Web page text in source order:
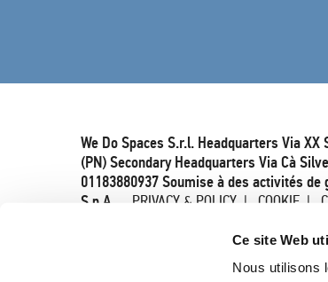
Ce site Web
Nous utilisons
We Do Spaces S.r.l. Headquarters Via
(PN) Secondary Headquarters Via Cà
01183880937 Soumise à des activités
S.p.A.
PRIVACY & POLICY COOKIE